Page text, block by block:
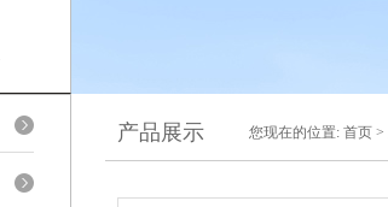
产品展示 您现在的位置: 首页 >